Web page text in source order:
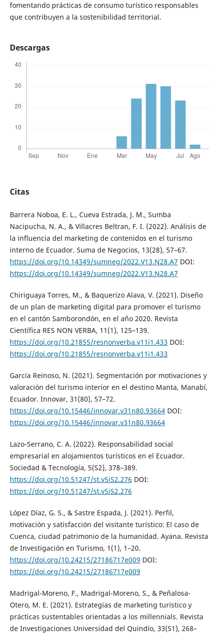
fomentando prácticas de consumo turístico responsables
que contribuyen a la sostenibilidad territorial.
Descargas
Citas
Barrera Noboa, E. L., Cueva Estrada, J. M., Sumba
Nacipucha, N. A., & Villacres Beltran, F. I. (2022). Análisis de
la influencia del marketing de contenidos en el turismo
interno de Ecuador. Suma de Negocios, 13(28), 57–67.
https://doi.org/10.14349/sumneg/2022.V13.N28.A7 DOI:
https://doi.org/10.14349/sumneg/2022.V13.N28.A7
Chiriguaya Torres, M., & Baquerizo Alava, V. (2021). Diseño
de un plan de marketing digital para promover el turismo
en el cantón Samborondón, en el año 2020. Revista
Científica RES NON VERBA, 11(1), 125–139.
https://doi.org/10.21855/resnonverba.v11i1.433 DOI:
https://doi.org/10.21855/resnonverba.v11i1.433
García Reinoso, N. (2021). Segmentación por motivaciones y
valoración del turismo interior en el destino Manta, Manabí,
Ecuador. Innovar, 31(80), 57–72.
https://doi.org/10.15446/innovar.v31n80.93664DOI:
https://doi.org/10.15446/innovar.v31n80.93664
Lazo-Serrano, C. A. (2022). Responsabilidad social
empresarial en alojamientos turísticos en el Ecuador.
Sociedad & Tecnología, 5(S2), 378–389.
https://doi.org/10.51247/st.v5iS2.276 DOI:
https://doi.org/10.51247/st.v5iS2.276
López Díaz, G. S., & Sastre Espada, J. (2021). Perfil,
motivación y satisfacción del visitante turístico: El caso de
Cuenca, ciudad patrimonio de la humanidad. Ayana. Revista
de Investigación en Turismo, 1(1), 1–20.
https://doi.org/10.24215/27186717e009 DOI:
https://doi.org/10.24215/27186717e009
Madrigal-Moreno, F., Madrigal-Moreno, S., & Peñalosa-
Otero, M. E. (2021). Estrategias de marketing turístico y
prácticas sustentables orientadas a los millennials. Revista
de Investigaciones Universidad del Quindío, 33(S1), 268–